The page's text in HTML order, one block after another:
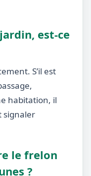
est-ce
S’il est
habitation, il
signaler
le frelon
?